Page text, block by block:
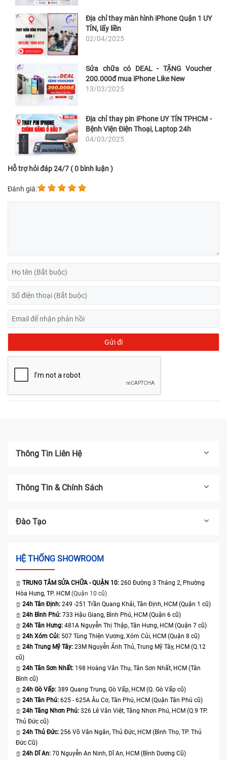
Địa chỉ thay màn hình iPhone Quận 1 UY
TÍN, lấy liền
02/04/2025
Sửa chữa có DEAL - TẶNG Voucher
200.000đ mua iPhone Like New
13/03/2025
Địa chỉ thay pin iPhone UY TÍN TPHCM -
Bệnh Viện Điện Thoại, Laptop 24h
04/03/2025
Hỗ trợ hỏi đáp 24/7 ( 0 bình luận )
Đánh giá:
Thông Tin Liên Hệ
Thông Tin & Chính Sách
Đào Tạo
HỆ THỐNG SHOWROOM
TRUNG TÂM SỬA CHỮA - QUẬN 10: 260 Đường 3 Tháng 2, Phường
Hòa Hưng, TP. HCM (Quận 10 cũ)
24h Tân Định: 249 -251 Trần Quang Khải, Tân Định, HCM (Quận 1 cũ)
24h Bình Phú: 733 Hậu Giang, Bình Phú, HCM (Quận 6 cũ)
24h Tân Hưng: 481A Nguyễn Thị Thập, Tân Hưng, HCM (Quận 7 cũ)
24h Xóm Củi: 507 Tùng Thiện Vương, Xóm Củi, HCM (Quận 8 cũ)
24h Trung Mỹ Tây: 23M Nguyễn Ảnh Thủ, Trung Mỹ Tây, HCM (Q.12
cũ)
24h Tân Sơn Nhất: 198 Hoàng Văn Thụ, Tân Sơn Nhất, HCM (Tân
Bình cũ)
24h Gò Vấp: 389 Quang Trung, Gò Vấp, HCM (Q. Gò Vấp cũ)
24h Tân Phú: 625 - 625A Âu Cơ, Tân Phú, HCM (Quận Tân Phú cũ)
24h Tăng Nhơn Phú: 326 Lê Văn Việt, Tăng Nhơn Phú, HCM (Q.9 TP.
Thủ Đức cũ)
24h Thủ Đức: 256 Võ Văn Ngân, Thủ Đức, HCM (Bình Thọ, TP. Thủ
Đức Cũ)
24h Dĩ An: 70 Nguyễn An Ninh, Dĩ An, HCM (Bình Dương Cũ)